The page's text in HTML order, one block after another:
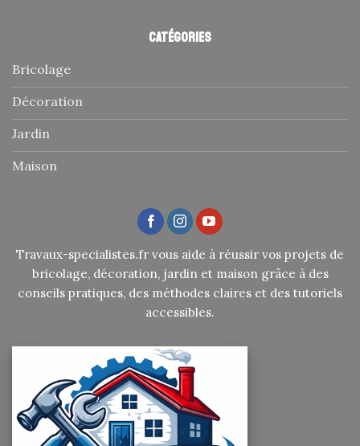
Catégories
Bricolage
Décoration
Jardin
Maison
Travaux-specialistes.fr vous aide à réussir vos projets de
bricolage, décoration, jardin et maison grâce à des
conseils pratiques, des méthodes claires et des tutoriels
accessibles.